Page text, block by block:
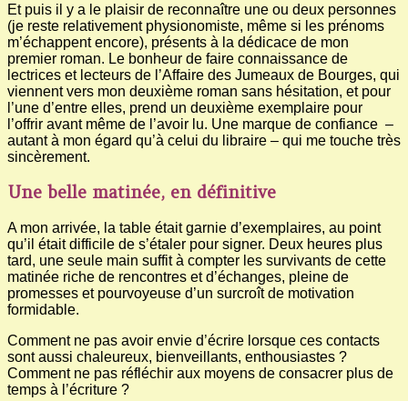
Et puis il y a le plaisir de reconnaître une ou deux personnes
(je reste relativement physionomiste, même si les prénoms
m’échappent encore), présents à la dédicace de mon
premier roman. Le bonheur de faire connaissance de
lectrices et lecteurs de l’Affaire des Jumeaux de Bourges, qui
viennent vers mon deuxième roman sans hésitation, et pour
l’une d’entre elles, prend un deuxième exemplaire pour
l’offrir avant même de l’avoir lu. Une marque de confiance –
autant à mon égard qu’à celui du libraire – qui me touche très
sincèrement.
Une belle matinée, en définitive
A mon arrivée, la table était garnie d’exemplaires, au point
qu’il était difficile de s’étaler pour signer. Deux heures plus
tard, une seule main suffit à compter les survivants de cette
matinée riche de rencontres et d’échanges, pleine de
promesses et pourvoyeuse d’un surcroît de motivation
formidable.
Comment ne pas avoir envie d’écrire lorsque ces contacts
sont aussi chaleureux, bienveillants, enthousiastes ?
Comment ne pas réfléchir aux moyens de consacrer plus de
temps à l’écriture ?